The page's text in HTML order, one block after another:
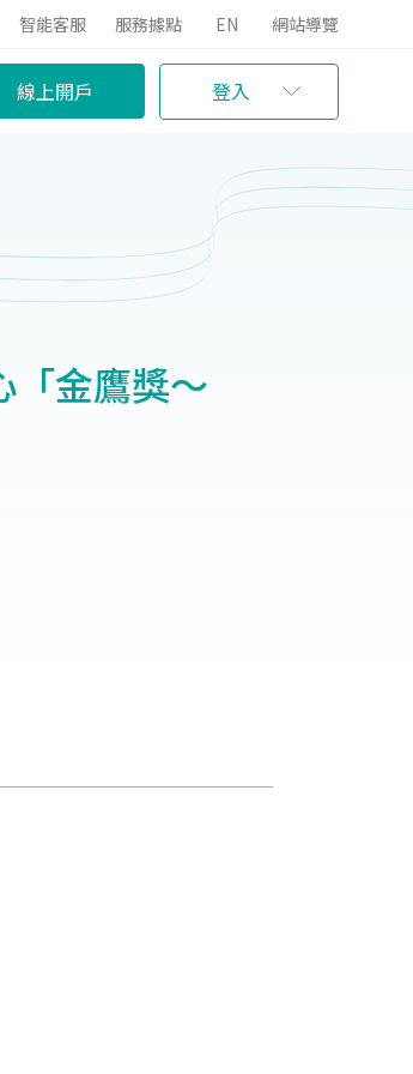
智能客服 服務據點 EN 網站導覽
線上開戶 登入
「金鷹獎～